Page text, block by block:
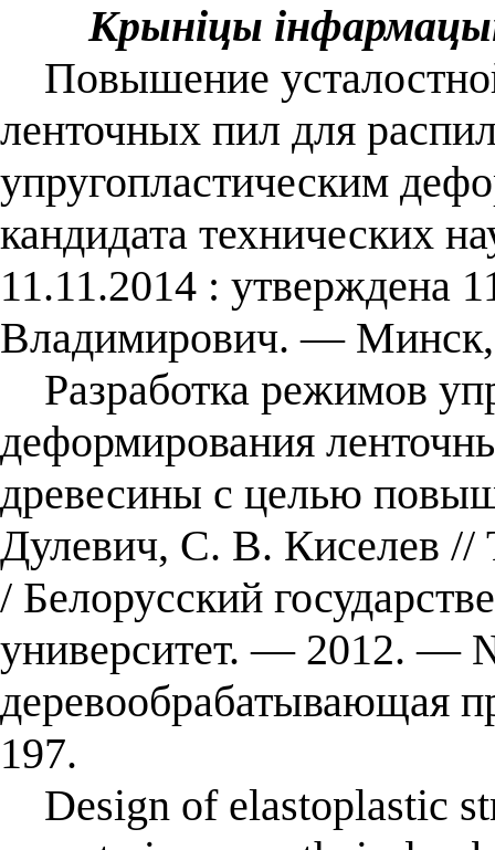
Крыніцы
Повышение
ленточных пил для
упругопластическим
кандидата технических
11.11.2014 : утверждена
Владимирович. —
Разработка режимов
деформирования
древесины с целью
Дулевич, С. В. Киселев
/ Белорусский
университет. — 2012. —
197.
Design of elastoplastic